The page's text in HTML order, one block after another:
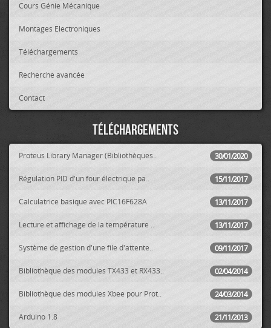
Cours Génie Mécanique
Montages Electroniques
Téléchargements
Recherche avancée
Contact
Téléchargements
30/01/2020
Proteus Library Manager (Bibliothèques..
15/11/2017
Régulation PID d'un four électrique pa..
13/11/2017
Calculatrice basique avec PIC16F628A
13/11/2017
Lecture et affichage de la température ..
09/11/2017
Système de gestion d'une file d'attente..
02/04/2014
Bibliothèque des modules TX433 et RX433..
24/03/2014
Bibliothèque des modules Xbee pour Prot..
21/11/2013
Arduino 1.8